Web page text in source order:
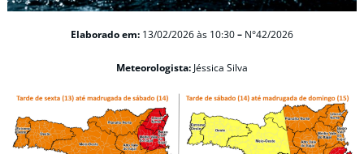
Elaborado em: 13/02/2026às 10:30– N°42/2026
Meteorologista: Jéssica Silva